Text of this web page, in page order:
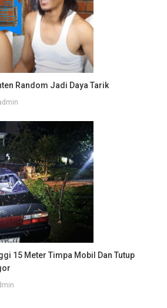
Random Jadi Daya Tarik
15 Meter Timpa Mobil Dan Tutup